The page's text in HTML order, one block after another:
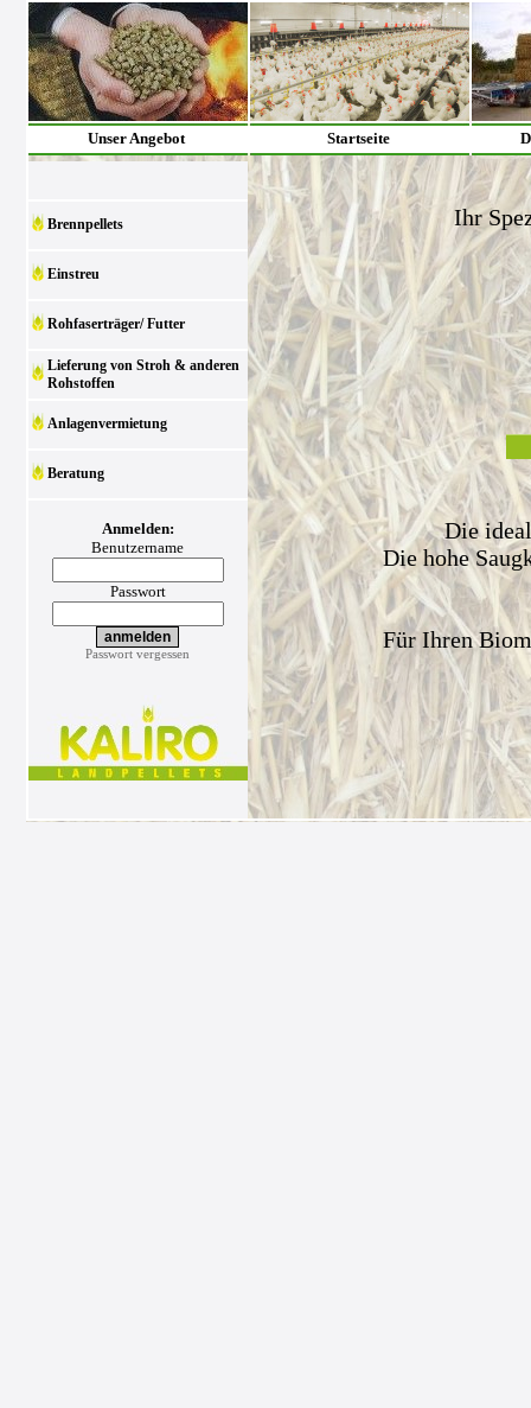
Unser Angebot Startseite
Brennpellets
Einstreu
Rohfaserträger/ Futter
Lieferung von Stroh & anderen
Rohstoffen
Anlagenvermietung
Beratung
Anmelden:
Benutzername
Passwort
Passwort vergessen
Ihr
Die
Die hohe
Für Ihren